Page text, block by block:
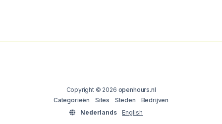
Copyright © 2026 openhours.nl
Categorieën
Sites Steden
Bedrijven
Nederlands
English